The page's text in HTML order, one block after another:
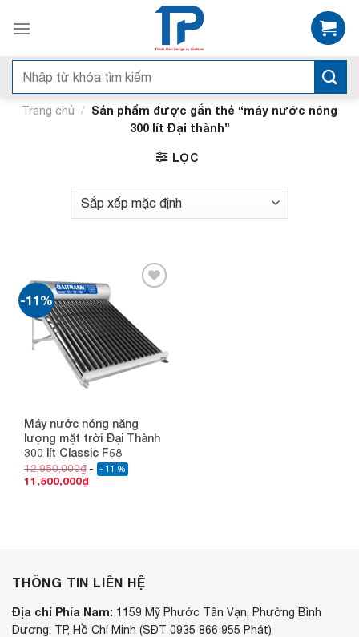
qua
dungTìm
kiếm:
Trang chủ / Sản phẩm được gắn thẻ “máy nước nóng
300 lít Đại thành”
LỌC
-11%
Add to
wishlist
Máy nước nóng năng
lượng mặt trời Đại Thành
300 lít Classic F58
12,950,000₫ - 11 %
11,500,000₫
THÔNG TIN LIÊN HỆ
Địa chỉ Phía Nam: 1159 Mỹ Phước Tân Vạn, Phường Bình
Dương, TP, Hồ Chí Minh (SĐT 0935 866 955 Phát)